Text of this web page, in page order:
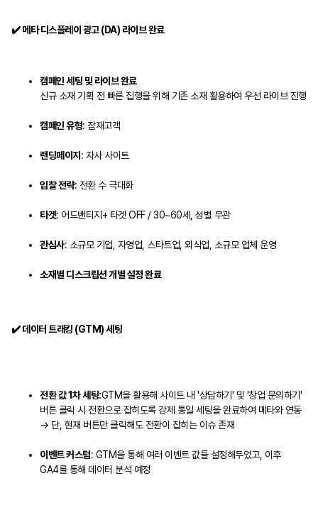
✔️ 메타 디스플레이 광고 (DA) 라이브 완료
캠페인 세팅 및 라이브 완료
신규 소재 기획 전 빠른 집행을 위해 기존 소재 활용하여 우선 라이브 진행
캠페인 유형: 잠재고객
랜딩페이지 : 자사 사이트
입찰 전략: 전환 수 극대화
타겟: 어드밴티지+ 타겟 OFF / 30~60세, 성별 무관
관심사: 소규모 기업, 자영업, 스타트업, 외식업, 소규모 업체 운영
소재별 디스크립션 개별 설정 완료
✔️ 데이터 트래킹 (GTM) 세팅
전환 값 1차 세팅:GTM을 활용해 사이트 내 '상담하기' 및 '창업 문의하기'
버튼 클릭 시 전환으로 잡히도록 강제 통일 세팅을 완료하여 메타와 연동
→ 단, 현재 버튼만 클릭해도 전환이 잡히는 이슈 존재
이벤트 커스텀: GTM을 통해 여러 이벤트 값들 설정해두었고, 이후
GA4를 통해 데이터 분석 예정